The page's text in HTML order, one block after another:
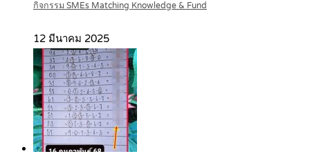
กิจกรรม SMEs Matching Knowledge & Fund
12 มีนาคม 2025